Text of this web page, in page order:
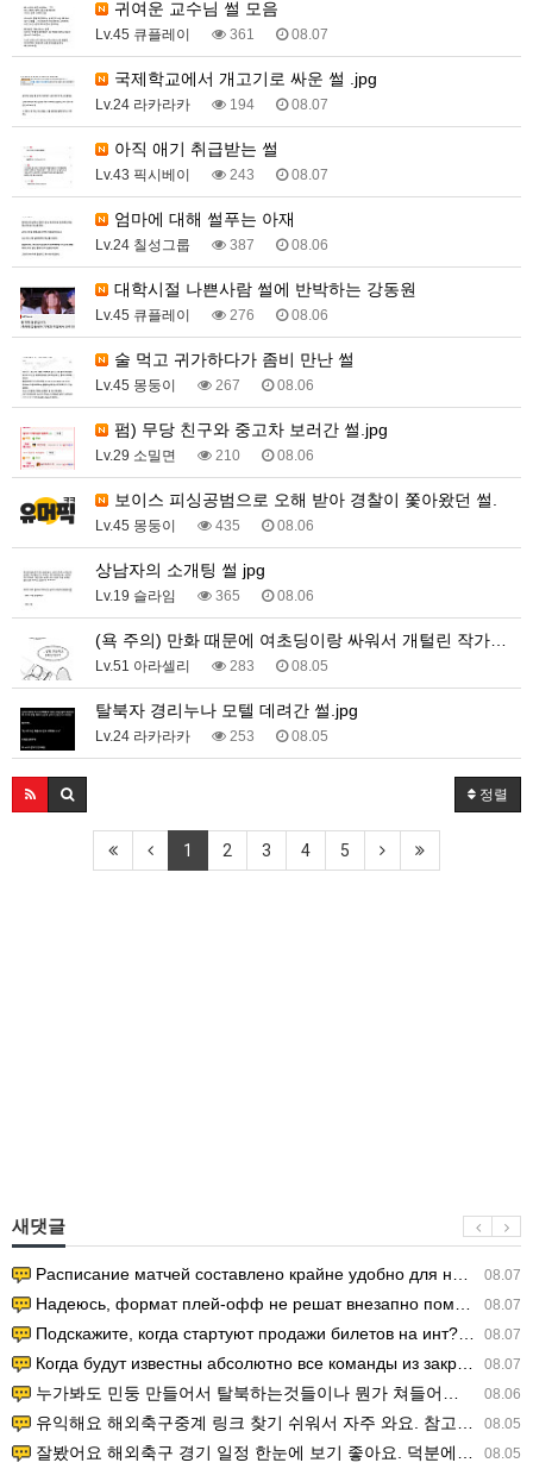
귀여운 교수님 썰 모음
Lv.45 큐플레이 361 08.07
국제학교에서 개고기로 싸운 썰 .jpg
Lv.24 라카라카 194 08.07
아직 애기 취급받는 썰
Lv.43 픽시베이 243 08.07
엄마에 대해 썰푸는 아재
Lv.24 칠성그룹 387 08.06
대학시절 나쁜사람 썰에 반박하는 강동원
Lv.45 큐플레이 276 08.06
술 먹고 귀가하다가 좀비 만난 썰
Lv.45 몽둥이 267 08.06
펌) 무당 친구와 중고차 보러간 썰.jpg
Lv.29 소밀면 210 08.06
보이스 피싱공범으로 오해 받아 경찰이 쫓아왔던 썰.
Lv.45 몽둥이 435 08.06
상남자의 소개팅 썰 jpg
Lv.19 슬라임 365 08.06
(욕 주의) 만화 때문에 여초딩이랑 싸워서 개털린 작가…
Lv.51 아라셀리 283 08.05
탈북자 경리누나 모텔 데려간 썰.jpg
Lv.24 라카라카 253 08.05
정렬
1 2 3 4 5
새댓글
08.07
Расписание матчей составлено крайне удобно для нашего часово…
08.07
Надеюсь, формат плей-офф не решат внезапно поменять. https:/…
08.07
Подскажите, когда стартуют продажи билетов на инт? https://g…
08.07
Когда будут известны абсолютно все команды из закрытых квали…
08.06
누가봐도 민둥 만들어서 탈북하는것들이나 뭔가 쳐들어오는 낌새를 미리 알아차리기 위함이지 저걸 전쟁준비라고 하…
08.05
유익해요 해외축구중계 링크 찾기 쉬워서 자주 와요. 참고로 무료스포츠중계 정보 확인할 때 출처 꼭 체크해요.…
08.05
잘봤어요 해외축구 경기 일정 한눈에 보기 좋아요. 덕분에 epl중계 볼 때 공식 중계 채널 먼저 찾아봐요. …